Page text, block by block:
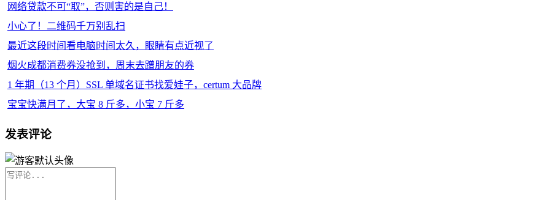
网络贷款不可“取”，否则害的是自己！
小心了！二维码千万别乱扫
最近这段时间看电脑时间太久，眼睛有点近视了
烟火成都消费券没抢到，周末去蹭朋友的券
1 年期（13 个月）SSL 单域名证书找爱娃子，certum 大品牌
宝宝快满月了，大宝 8 斤多，小宝 7 斤多
发表评论